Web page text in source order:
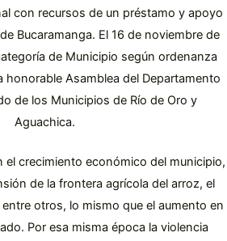
con recursos de un préstamo y apoyo
Bucaramanga. El 16 de noviembre de
de Municipio según ordenanza
honorable Asamblea del Departamento
de los Municipios de Río de Oro y
Aguachica.
el crecimiento económico del municipio,
de la frontera agrícola del arroz, el
otros, lo mismo que el aumento en
Por esa misma época la violencia